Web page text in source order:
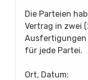
Die Parteien
Vertrag in zwei
Ausfertigungen
für jede Partei.
Ort, Datum: